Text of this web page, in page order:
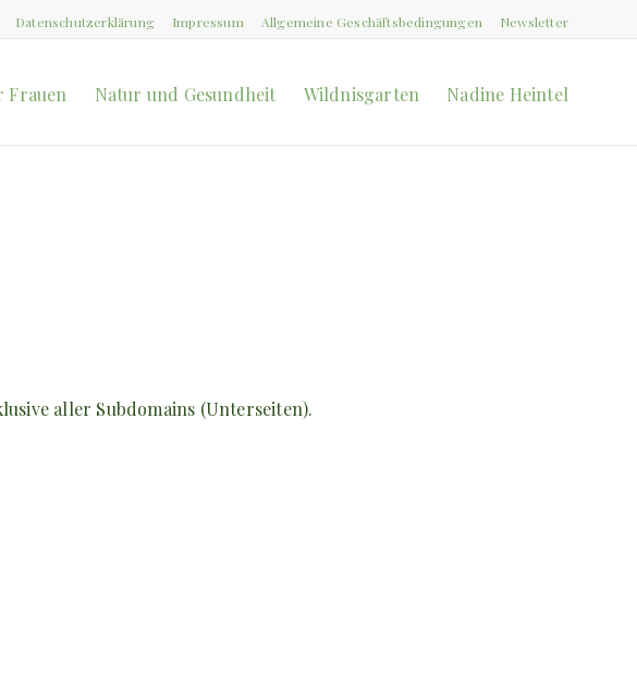
Datenschutzerklärung Impressum Allgemeine Geschäftsbedingungen Newsletter
Frauen Natur und Gesundheit Wildnisgarten Nadine Heintel
aller Subdomains (Unterseiten).